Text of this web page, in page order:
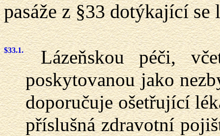
pasáže z §33 dotýkající se
$33.1.Lázeňskou péči,
poskytovanou jako
doporučuje ošetřující
příslušná zdravotní